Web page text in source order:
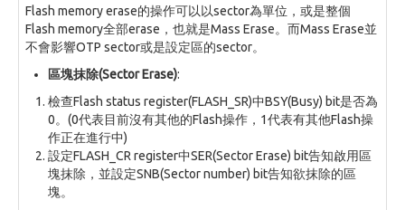
Flash memory erase的操作可以以sector為單位，或是整個
Flash memory全部erase，也就是Mass Erase。而Mass Erase並
不會影響OTP sector或是設定區的sector。
區塊抹除(Sector Erase):
檢查Flash status register(FLASH_SR)中BSY(Busy) bit是否為
0。(0代表目前沒有其他的Flash操作，1代表有其他Flash操
作正在進行中)
設定FLASH_CR register中SER(Sector Erase) bit告知啟用區
塊抹除，並設定SNB(Sector number) bit告知欲抹除的區
塊。